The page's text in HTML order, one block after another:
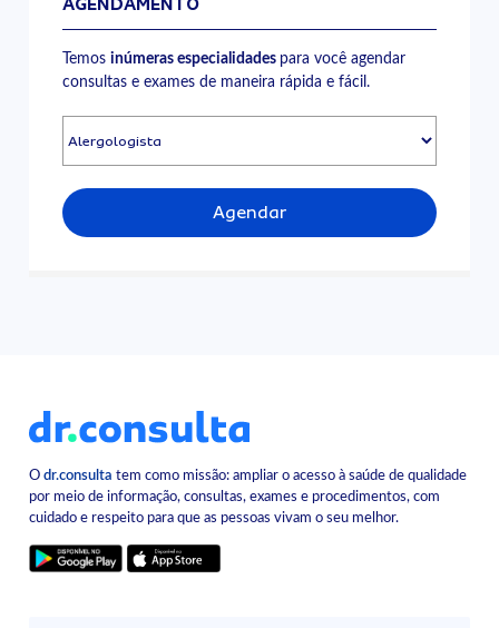
AGENDAMENTO
Temosinúmeras especialidades para você agendar
consultas e exames de maneira rápida e fácil.
Agendar
Odr.consulta tem como missão: ampliar o acesso à saúde de qualidade
por meio de informação, consultas, exames e procedimentos, com
cuidado e respeito para que as pessoas vivam o seu melhor.